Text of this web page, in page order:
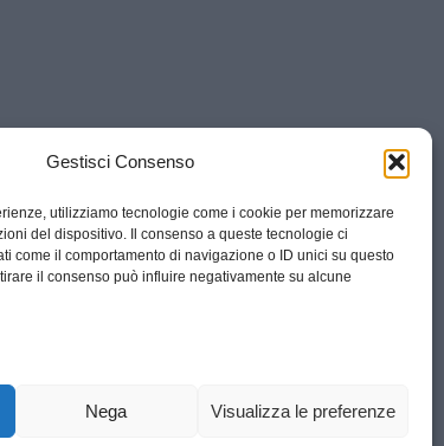
Gestisci Consenso
utilizziamo tecnologie come i cookie per memorizzare
del dispositivo. Il consenso a queste tecnologie ci
come il comportamento di navigazione o ID unici su questo
il consenso può influire negativamente su alcune
Nega Visualizza le preferenze